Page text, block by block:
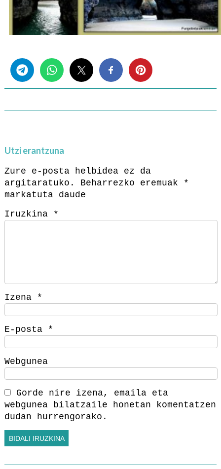
Utzi erantzuna
Zure e-posta helbidea ez da
argitaratuko.
Beharrezko eremuak
*
markatuta daude
Iruzkina
*
Izena *
E-posta *
Webgunea
Gorde nire izena, emaila eta
webgunea bilatzaile honetan komentatzen
dudan hurrengorako.